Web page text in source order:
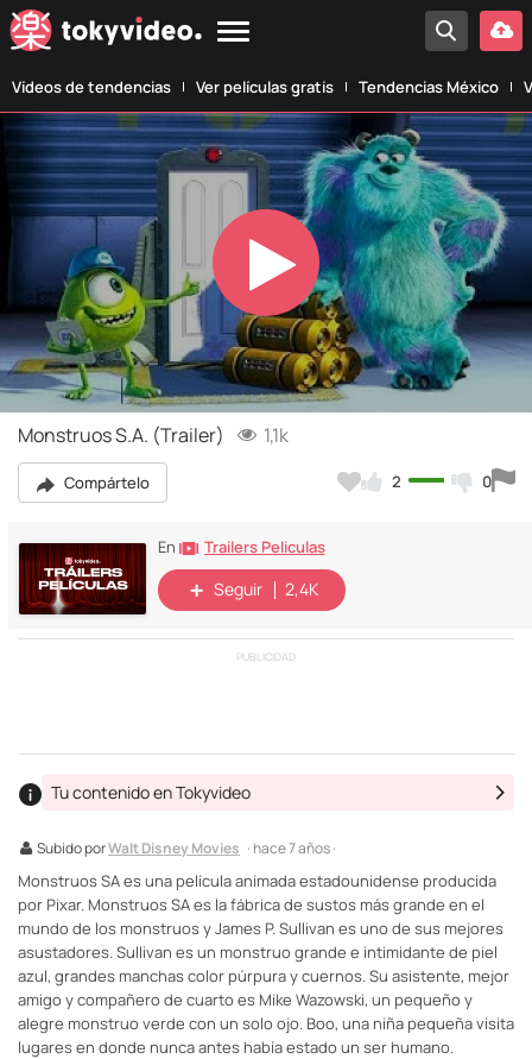
Vídeos de tendencias Ver películas gratis Tendencias México
Play
Video
Monstruos S.A. (Trailer) 1,1k
Compártelo 2 0
En Trailers Peliculas
Seguir 2,4K
PUBLICIDAD
Subido porWalt Disney Movies · hace 7 años ·
Tu contenido en Tokyvideo
Monstruos SA es una película animada estadounidense producida
por Pixar. Monstruos SA es la fábrica de sustos más grande en el
mundo de los monstruos y James P. Sullivan es uno de sus mejores
asustadores. Sullivan es un monstruo grande e intimidante de piel
azul, grandes manchas color púrpura y cuernos. Su asistente, mejor
amigo y compañero de cuarto es Mike Wazowski, un pequeño y
alegre monstruo verde con un solo ojo. Boo, una niña pequeña visita
lugares en donde nunca antes había estado un ser humano.